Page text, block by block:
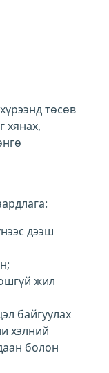
төсөв
хянах,
дээш
жил
байгуулах
хэлний
болон